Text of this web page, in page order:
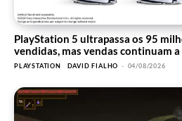
PlayStation 5 ultrapassa os 95
vendidas, mas vendas continuam
PLAYSTATION DAVID FIALHO - 04/08/2026